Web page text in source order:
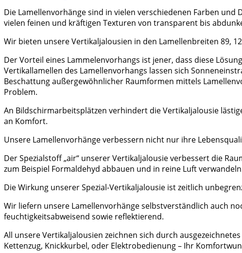
Die Lamellenvorhänge sind in vielen verschiedenen Farben
vielen feinen und kräftigen Texturen von transparent bis
Wir bieten unsere Vertikaljalousien in den Lamellenbreiten 89,
Der Vorteil eines Lammelenvorhangs ist jener, dass diese
Vertikallamellen des Lamellenvorhangs lassen sich
Beschattung außergewöhnlicher Raumformen mittels
Problem.
An Bildschirmarbeitsplätzen verhindert die Vertikaljalousie
an Komfort.
Unsere Lamellenvorhänge verbessern nicht nur ihre
Der Spezialstoff „air“ unserer Vertikaljalousie verbessert die
zum Beispiel Formaldehyd abbauen und in reine Luft
Die Wirkung unserer Spezial-Vertikaljalousie ist zeitlich
Wir liefern unsere Lamellenvorhänge selbstverständlich auch
feuchtigkeitsabweisend sowie reflektierend.
All unsere Vertikaljalousien zeichnen sich durch
Kettenzug, Knickkurbel, oder Elektrobedienung – Ihr